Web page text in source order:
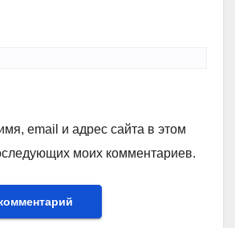
email и адрес сайта в этом
моих комментариев.